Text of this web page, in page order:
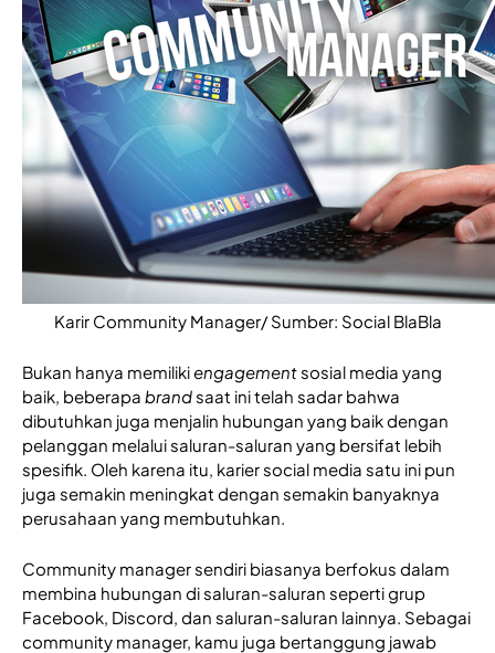
Karir Community Manager/ Sumber: Social BlaBla
Bukan hanya memiliki engagement sosial media yang
baik, beberapa brand saat ini telah sadar bahwa
dibutuhkan juga menjalin hubungan yang baik dengan
pelanggan melalui saluran-saluran yang bersifat lebih
spesifik. Oleh karena itu, karier social media satu ini pun
juga semakin meningkat dengan semakin banyaknya
perusahaan yang membutuhkan.
Community manager sendiri biasanya berfokus dalam
membina hubungan di saluran-saluran seperti grup
Facebook, Discord, dan saluran-saluran lainnya. Sebagai
community manager, kamu juga bertanggung jawab